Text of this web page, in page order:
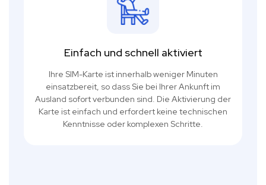
Einfach und schnell aktiviert
Ihre SIM-Karte ist innerhalb weniger Minuten
einsatzbereit, so dass Sie bei Ihrer Ankunft im
Ausland sofort verbunden sind. Die Aktivierung der
Karte ist einfach und erfordert keine technischen
Kenntnisse oder komplexen Schritte.